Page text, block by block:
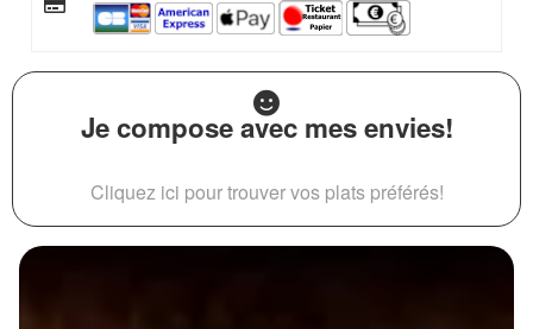
Je compose avec mes envies!
Cliquez ici pour trouver vos plats préférés!